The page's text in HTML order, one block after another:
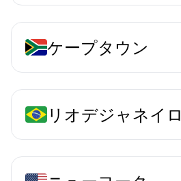
ケープタウン
リオデジャネイロ